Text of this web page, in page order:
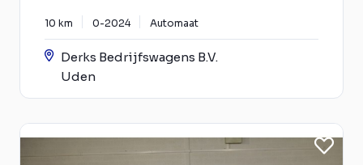
10 km 0-2024 Automaat
Derks Bedrijfswagens B.V.
Uden